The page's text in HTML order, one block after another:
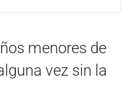
menores de
vez sin la